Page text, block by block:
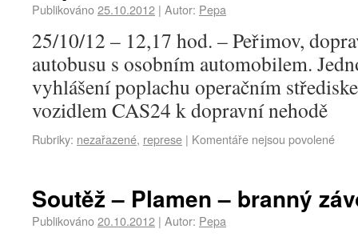
Publikováno25.10.2012 | Autor: Pepa
25/10/12 – 12,17 hod. – Peřimov,
autobusu s osobním automobilem.
vyhlášení poplachu operačním
vozidlem CAS24 k dopravní nehodě
Rubriky: nezařazené, represe | Komentáře nejsou povolené
Soutěž – Plamen – branný
Publikováno20.10.2012 | Autor: Pepa